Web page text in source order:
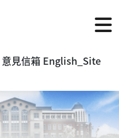
意見信箱 English_Site